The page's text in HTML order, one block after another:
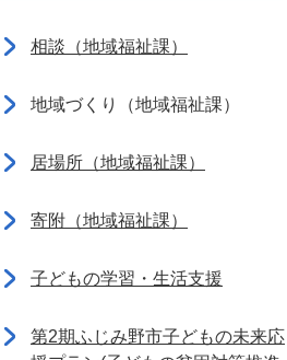
相談（地域福祉課）
地域づくり（地域福祉課）
居場所（地域福祉課）
寄附（地域福祉課）
子どもの学習・生活支援
第2期ふじみ野市子どもの未来応